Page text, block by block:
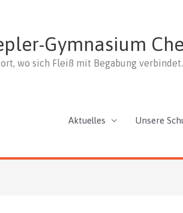
Gymnasium
wo sich Fleiß mit Begabung
Aktuelles Unsere